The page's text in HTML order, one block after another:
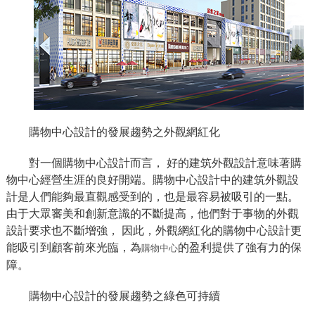
購物中心設計的發展趨勢之外觀網紅化
對一個購物中心設計而言， 好的建筑外觀設計意味著購
物中心經營生涯的良好開端。購物中心設計中的建筑外觀設
計是人們能夠最直觀感受到的，也是最容易被吸引的一點。
由于大眾審美和創新意識的不斷提高，他們對于事物的外觀
設計要求也不斷增強， 因此，外觀網紅化的購物中心設計更
能吸引到顧客前來光臨，為購物中心的盈利提供了強有力的保
障。
購物中心設計的發展趨勢之綠色可持續